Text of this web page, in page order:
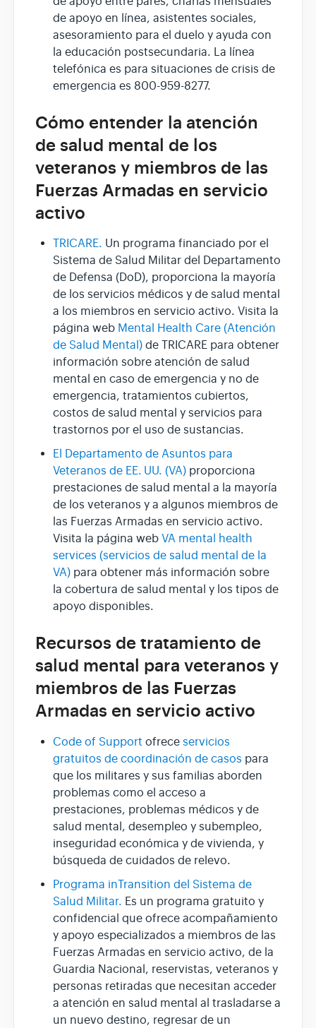
de apoyo en línea, asistentes sociales,
asesoramiento para el duelo y ayuda con
la educación postsecundaria. La línea
telefónica es para situaciones de crisis de
emergencia es 800-959-8277.
Cómo entender la atención
de salud mental de los
veteranos y miembros de las
Fuerzas Armadas en servicio
activo
TRICARE. Un programa financiado por el
Sistema de Salud Militar del Departamento
de Defensa (DoD), proporciona la mayoría
de los servicios médicos y de salud mental
a los miembros en servicio activo. Visita la
página web Mental Health Care (Atención
de Salud Mental) de TRICARE para obtener
información sobre atención de salud
mental en caso de emergencia y no de
emergencia, tratamientos cubiertos,
costos de salud mental y servicios para
trastornos por el uso de sustancias.
El Departamento de Asuntos para
Veteranos de EE. UU. (VA) proporciona
prestaciones de salud mental a la mayoría
de los veteranos y a algunos miembros de
las Fuerzas Armadas en servicio activo.
Visita la página web VA mental health
services (servicios de salud mental de la
VA) para obtener más información sobre
la cobertura de salud mental y los tipos de
apoyo disponibles.
Recursos de tratamiento de
salud mental para veteranos y
miembros de las Fuerzas
Armadas en servicio activo
Code of Support ofrece servicios
gratuitos de coordinación de casos para
que los militares y sus familias aborden
problemas como el acceso a
prestaciones, problemas médicos y de
salud mental, desempleo y subempleo,
inseguridad económica y de vivienda, y
búsqueda de cuidados de relevo.
Programa inTransition del Sistema de
Salud Militar. Es un programa gratuito y
confidencial que ofrece acompañamiento
y apoyo especializados a miembros de las
Fuerzas Armadas en servicio activo, de la
Guardia Nacional, reservistas, veteranos y
personas retiradas que necesitan acceder
a atención en salud mental al trasladarse a
un nuevo destino, regresar de un